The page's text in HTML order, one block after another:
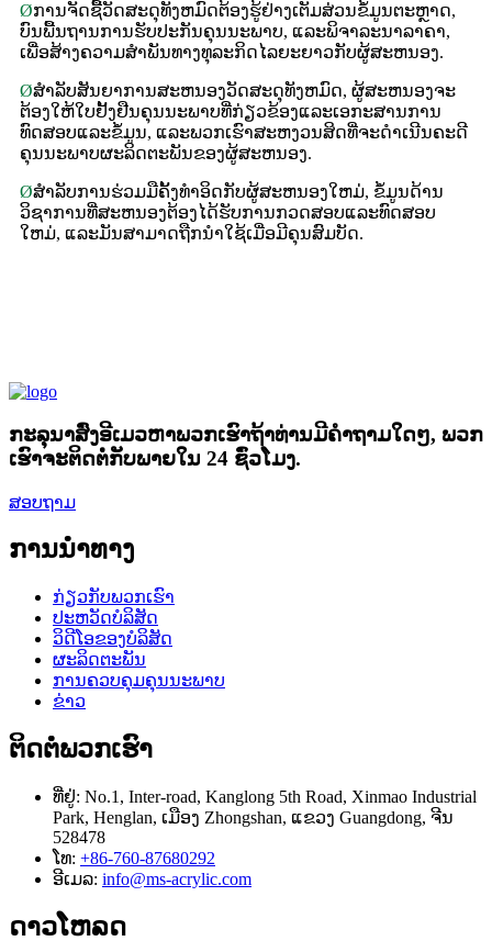
Øການຈັດຊື້ວັດສະດຸທັງຫມົດຕ້ອງຮູ້ຢ່າງເຕັມສ່ວນຂໍ້ມູນຕະຫຼາດ,
ບົນພື້ນຖານການຮັບປະກັນຄຸນນະພາບ, ແລະພິຈາລະນາລາຄາ,
ເພື່ອສ້າງຄວາມສໍາພັນທາງທຸລະກິດໄລຍະຍາວກັບຜູ້ສະຫນອງ.
Øສໍາລັບສັນຍາການສະຫນອງວັດສະດຸທັງຫມົດ, ຜູ້ສະຫນອງຈະ
ຕ້ອງໃຫ້ໃບຢັ້ງຢືນຄຸນນະພາບທີ່ກ່ຽວຂ້ອງແລະເອກະສານການ
ທົດສອບແລະຂໍ້ມູນ, ແລະພວກເຮົາສະຫງວນສິດທີ່ຈະດໍາເນີນຄະດີ
ຄຸນນະພາບຜະລິດຕະພັນຂອງຜູ້ສະຫນອງ.
Øສໍາລັບການຮ່ວມມືຄັ້ງທໍາອິດກັບຜູ້ສະຫນອງໃຫມ່, ຂໍ້ມູນດ້ານ
ວິຊາການທີ່ສະຫນອງຕ້ອງໄດ້ຮັບການກວດສອບແລະທົດສອບ
ໃຫມ່, ແລະມັນສາມາດຖືກນໍາໃຊ້ເມື່ອມີຄຸນສົມບັດ.
ກະລຸນາສົ່ງອີເມວຫາພວກເຮົາຖ້າທ່ານມີຄໍາຖາມໃດໆ, ພວກ
ເຮົາຈະຕິດຕໍ່ກັບພາຍໃນ 24 ຊົ່ວໂມງ.
ສອບຖາມ
ການນໍາທາງ
ກ່ຽວ​ກັບ​ພວກ​ເຮົາ
ປະຫວັດບໍລິສັດ
ວິດີໂອຂອງບໍລິສັດ
ຜະລິດຕະພັນ
ການຄວບຄຸມຄຸນນະພາບ
ຂ່າວ
ຕິດ​ຕໍ່​ພວກ​ເຮົາ
ທີ່ຢູ່: No.1, Inter-road, Kanglong 5th Road, Xinmao Industrial
Park, Henglan, ເມືອງ Zhongshan, ແຂວງ Guangdong, ຈີນ
528478
ໂທ: +86-760-87680292
ອີເມລ: info@ms-acrylic.com
ດາວໂຫລດ